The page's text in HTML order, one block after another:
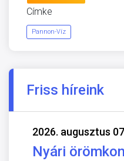
Címke
Pannon-Víz
Friss híreink
2026. augusztus
Nyári